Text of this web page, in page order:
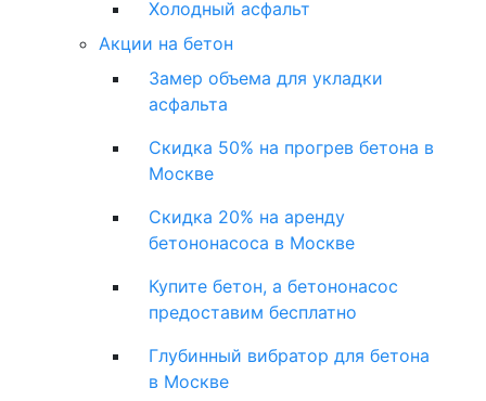
Холодный асфальт
Акции на бетон
Замер объема для укладки
асфальта
Скидка 50% на прогрев бетона в
Москве
Скидка 20% на аренду
бетононасоса в Москве
Купите бетон, а бетононасос
предоставим бесплатно
Глубинный вибратор для бетона
в Москве